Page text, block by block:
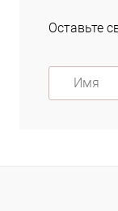
Характеристики
Оставьте